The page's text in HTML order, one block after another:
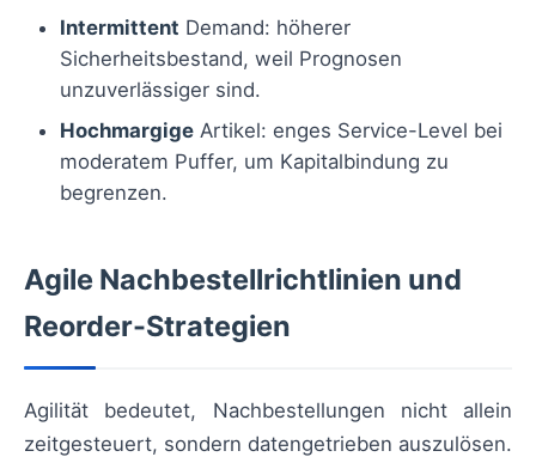
Intermittent Demand: höherer
Sicherheitsbestand, weil Prognosen
unzuverlässiger sind.
Hochmargige Artikel: enges Service-Level bei
moderatem Puffer, um Kapitalbindung zu
begrenzen.
Agile Nachbestellrichtlinien und
Reorder-Strategien
Agilität bedeutet, Nachbestellungen nicht allein
zeitgesteuert, sondern datengetrieben auszulösen.